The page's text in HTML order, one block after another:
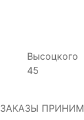
Высоцкого
45
ЗАКАЗЫ